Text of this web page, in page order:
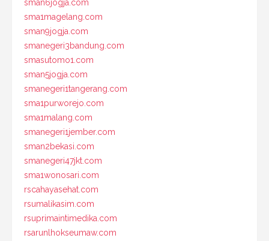
sman6jogja.com
sma1magelang.com
sman9jogja.com
smanegeri3bandung.com
smasutomo1.com
sman5jogja.com
smanegeri1tangerang.com
sma1purworejo.com
sma1malang.com
smanegeri1jember.com
sman2bekasi.com
smanegeri47jkt.com
sma1wonosari.com
rscahayasehat.com
rsumalikasim.com
rsuprimaintimedika.com
rsarunlhokseumaw.com